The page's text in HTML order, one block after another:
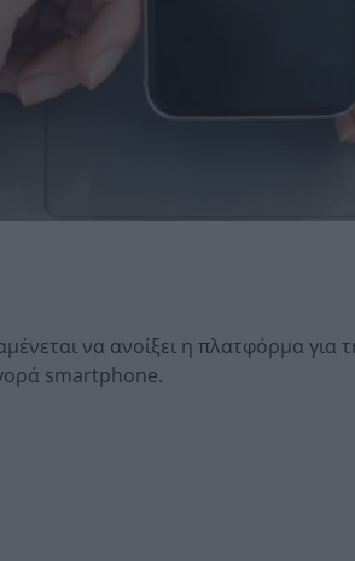
να ανοίξει η πλατφόρμα
smartphone.